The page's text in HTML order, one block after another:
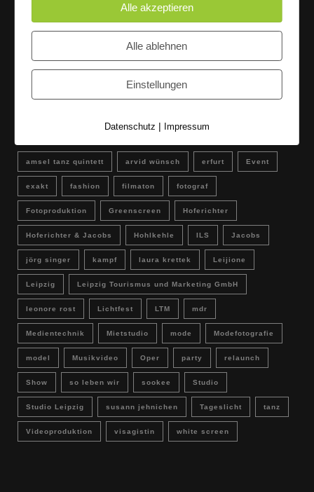
Es regnet im Studio [Sons Of Motion]
Instagram
amsel tanz quintett arvid wünsch erfurt Event
exakt fashion filmaton fotograf
Fotoproduktion Greenscreen Hoferichter
Hoferichter & Jacobs Hohlkehle ILS Jacobs
jörg singer kampf laura krettek Leijione
Leipzig Leipzig Tourismus und Marketing GmbH
leonore rost Lichtfest LTM mdr
Medientechnik Mietstudio mode Modefotografie
model Musikvideo Oper party relaunch
Show so leben wir sookee Studio
Studio Leipzig susann jehnichen Tageslicht tanz
Videoproduktion visagistin white screen
Alle akzeptieren
Alle ablehnen
Einstellungen
Datenschutz | Impressum